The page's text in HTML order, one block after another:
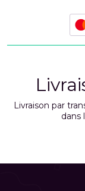
Livraison par
dans